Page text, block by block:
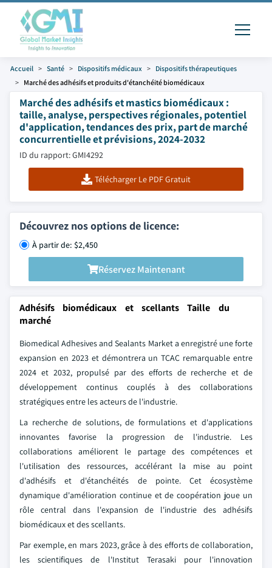
Accueil Santé Dispositifs médicaux
Dispositifs thérapeutiques
Marché des adhésifs et produits d'étanchéité biomédicaux
Marché des adhésifs et mastics biomédicaux :
taille, analyse, perspectives régionales, potentiel
d'application, tendances des prix, part de marché
concurrentielle et prévisions, 2024-2032
ID du rapport: GMI4292
Télécharger Le PDF Gratuit
Découvrez nos options de licence:
À partir de: $2,450
Réservez Maintenant
Adhésifs biomédicaux et scellants Taille du
marché
Biomedical Adhesives and Sealants Market a enregistré une forte
expansion en 2023 et démontrera un TCAC remarquable entre
2024 et 2032, propulsé par des efforts de recherche et de
développement continus couplés à des collaborations
stratégiques entre les acteurs de l'industrie.
La recherche de solutions, de formulations et d'applications
innovantes favorise la progression de l'industrie. Les
collaborations améliorent le partage des compétences et
l'utilisation des ressources, accélérant la mise au point
d'adhésifs et d'étanchéités de pointe. Cet écosystème
dynamique d'amélioration continue et de coopération joue un
rôle central dans l'expansion de l'industrie des adhésifs
biomédicaux et des scellants.
Par exemple, en mars 2023, grâce à des efforts de collaboration,
les scientifiques de l'Institut Terasaki pour l'innovation